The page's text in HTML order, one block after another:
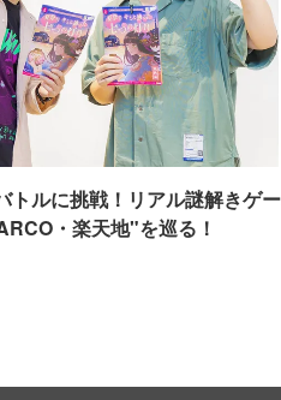
トルに挑戦！リアル謎解きゲ
・楽天地"を巡る！